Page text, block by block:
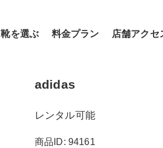
靴を選ぶ 料金プラン 店舗アクセ
adidas
レンタル可能
商品ID: 94161